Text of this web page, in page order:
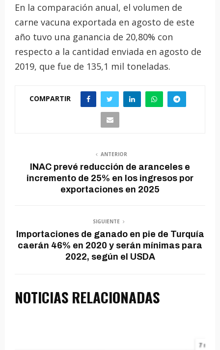
En la comparación anual, el volumen de
carne vacuna exportada en agosto de este
año tuvo una ganancia de 20,80% con
respecto a la cantidad enviada en agosto de
2019, que fue de 135,1 mil toneladas.
COMPARTIR
ANTERIOR
INAC prevé reducción de aranceles e
incremento de 25% en los ingresos por
exportaciones en 2025
SIGUIENTE
Importaciones de ganado en pie de Turquía
caerán 46% en 2020 y serán mínimas para
2022, según el USDA
NOTICIAS RELACIONADAS